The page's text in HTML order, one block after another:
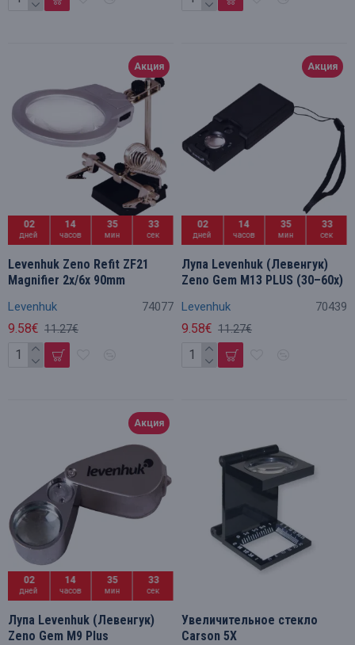
Акция
02
дней
14
часов
35
мин
32
сек
Levenhuk 74077
Levenhuk Zeno Refit ZF21
Magnifier 2x/6x 90mm
9.58€ 11.27€
Акция
02
дней
14
часов
35
мин
32
сек
Levenhuk 70439
Лупа Levenhuk (Левенгук)
Zeno Gem M13 PLUS (30–60x)
9.58€ 11.27€
Акция
02
дней
14
часов
35
мин
32
сек
Лупа Levenhuk (Левенгук)
Zeno Gem M9 Plus
Увеличительное стекло
Carson 5X